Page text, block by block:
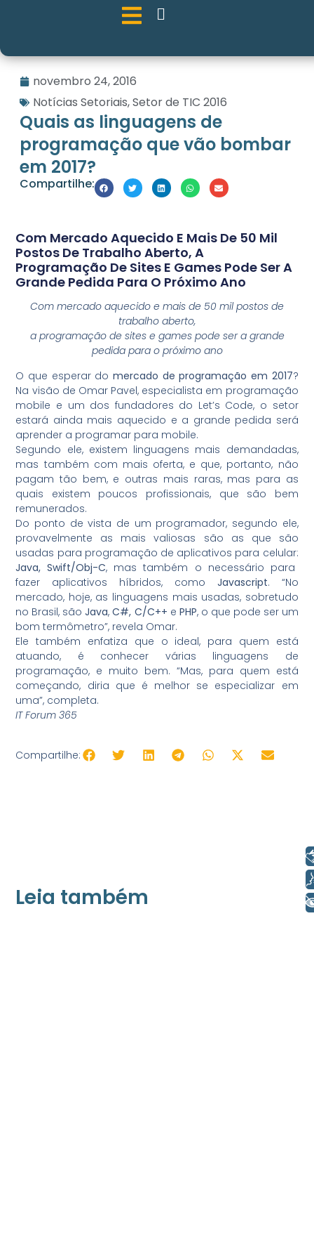
novembro 24, 2016
Notícias Setoriais,Setor de TIC 2016
Quais as linguagens de
programação que vão bombar
em 2017?
Compartilhe:
Com Mercado Aquecido E Mais De 50 Mil
Postos De Trabalho Aberto, A
Programação De Sites E Games Pode Ser A
Grande Pedida Para O Próximo Ano
Com mercado aquecido e mais de 50 mil postos de
trabalho aberto,
a programação de sites e games pode ser a grande
pedida para o próximo ano
O que esperar do mercado de programação em 2017?
Na visão de Omar Pavel, especialista em programação
mobile e um dos fundadores do Let’s Code, o setor
estará ainda mais aquecido e a grande pedida será
aprender a programar para mobile.
Segundo ele, existem linguagens mais demandadas,
mas também com mais oferta, e que, portanto, não
pagam tão bem, e outras mais raras, mas para as
quais existem poucos profissionais, que são bem
remunerados.
Do ponto de vista de um programador, segundo ele,
provavelmente as mais valiosas são as que são
usadas para programação de aplicativos para celular:
Java, Swift/Obj-C, mas também o necessário para
fazer aplicativos híbridos, como Javascript. “No
mercado, hoje, as linguagens mais usadas, sobretudo
no Brasil, sãoJava,C#, C/C++ e PHP, o que pode ser um
bom termômetro”, revela Omar.
Ele também enfatiza que o ideal, para quem está
atuando, é conhecer várias linguagens de
programação, e muito bem. “Mas, para quem está
começando, diria que é melhor se especializar em
uma”, completa.
IT Forum 365
Compartilhe:
Leia também